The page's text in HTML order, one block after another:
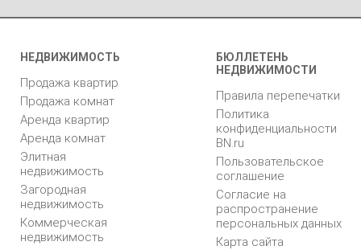
НЕДВИЖИМОСТЬ
Продажа квартир
Продажа комнат
Аренда квартир
Аренда комнат
Элитная
недвижимость
Загородная
недвижимость
Коммерческая
недвижимость
БЮЛЛЕТЕНЬ
НЕДВИЖИМОСТИ
Правила перепечатки
Политика
конфиденциальности
BN.ru
Пользовательское
соглашение
Согласие на
распространение
персональных данных
Карта сайта